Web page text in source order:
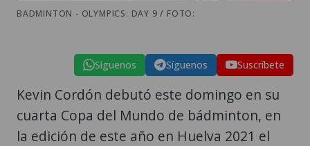
BADMINTON - OLYMPICS: DAY 9 / FOTO:
Síguenos Síguenos Suscríbete
Kevin Cordón debutó este domingo en su
cuarta Copa del Mundo de bádminton, en
la edición de este año en Huelva 2021 el